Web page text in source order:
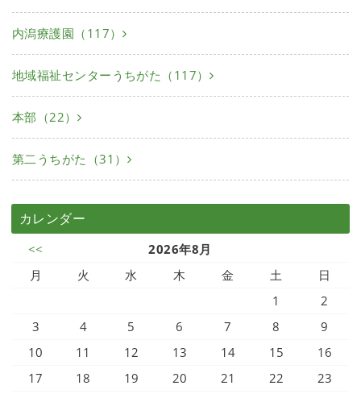
内潟療護園（117）
地域福祉センターうちがた（117）
本部（22）
第二うちがた（31）
カレンダー
<<
2026年8月
月
火 水 木 金 土
日
1
2
3
4 5 6 7 8
9
10
11 12 13 14 15
16
17
18 19 20 21 22
23